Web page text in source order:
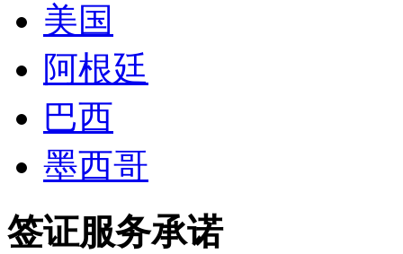
美国
阿根廷
巴西
墨西哥
签证服务承诺